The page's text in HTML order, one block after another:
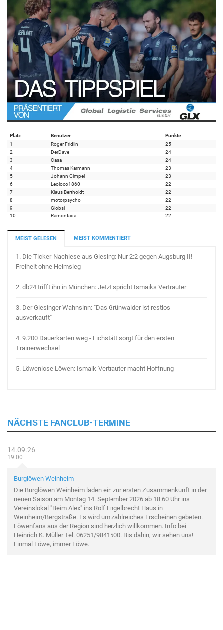
Platz Benutzer
Punkte
1
Roger Fridlin
25
2
DerDave
24
3
Casa
24
4
Thomas Karmann
23
5
Johann Gimpel
23
6
Leoloco1860
22
7
Klaus Bertholdt
22
8
motorpsycho
22
9
Globsi
22
10
Ramontada 22
MEIST GELESEN MEIST KOMMENTIERT
1. Die Ticker-Nachlese aus Giesing: Nur 2:2 gegen Augsburg II! -
Freiheit ohne Heimsieg
2. db24 trifft ihn in München: Jetzt spricht Ismaiks Vertrauter
3. Der Giesinger Wahnsinn: "Das Grünwalder ist restlos
ausverkauft"
4. 9.200 Dauerkarten weg - Eichstätt sorgt für den ersten
Trainerwechsel
5. Löwenlose Löwen: Ismaik-Vertrauter macht Hoffnung
NÄCHSTE FANCLUB-TERMINE
14.09.26
19:00
Burglöwen Weinheim
Die Burglöwen Weinheim laden ein zur ersten Zusammenkunft in der
neuen Saison am Montag 14. September 2026 ab 18:60 Uhr ins
Vereinslokal "Beim Alex" ins Rolf Engelbrecht Haus in
Weinheim/Bergstraße. Es wird um zahlreiches Erscheinen gebeten.
Löwenfans aus der Region sind herzlich willkommen. Info bei
Heinrich K. Müller Tel. 06251/9841500. Bis dahin, wir sehen uns!
Einmal Löwe, immer Löwe.